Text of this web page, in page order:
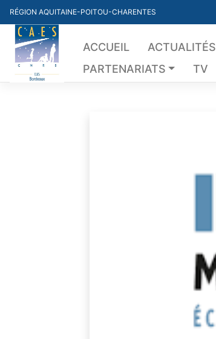
Skip
to
content
RÉGION AQUITAINE-POITOU-CHARENTES
ACCUEIL ACTUALITÉS
PARTENARIATS
TV